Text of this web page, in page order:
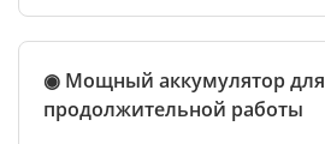
◉ Мощный аккумулятор для
продолжительной работы